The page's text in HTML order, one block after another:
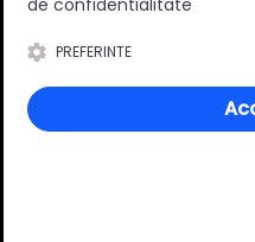
PREFERINTE